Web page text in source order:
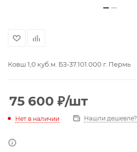
Ковш 1,0 куб.м. БЗ-37.101.000 г. Пермь
75 600 ₽/шт
Нет в наличии Нашли дешевле?